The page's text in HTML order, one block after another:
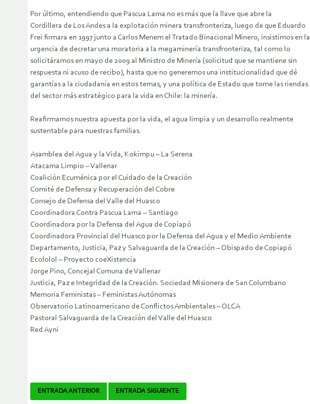
Por último, entendiendo que Pascua Lama no es más que la llave que abre la
Cordillera de Los Andes a la explotación minera transfronteriza, luego de que Eduardo
Frei firmara en 1997 junto a Carlos Menem el Tratado Binacional Minero, insistimos en la
urgencia de decretar una moratoria a la megaminería transfronteriza, tal como lo
solicitáramos en mayo de 2009 al Ministro de Minería (solicitud que se mantiene sin
respuesta ni acuso de recibo), hasta que no generemos una institucionalidad que dé
garantías a la ciudadanía en estos temas, y una política de Estado que tome las riendas
del sector más estratégico para la vida en Chile: la minería.
Reafirmamos nuestra apuesta por la vida, el agua limpia y un desarrollo realmente
sustentable para nuestras familias.
Asamblea del Agua y la Vida, Kokimpu – La Serena
Atacama Limpio – Vallenar
Coalición Ecuménica por el Cuidado de la Creación
Comité de Defensa y Recuperación del Cobre
Consejo de Defensa del Valle del Huasco
Coordinadora Contra Pascua Lama – Santiago
Coordinadora por la Defensa del Agua de Copiapó
Coordinadora Provincial del Huasco por la Defensa del Agua y el Medio Ambiente
Departamento, Justicia, Paz y Salvaguarda de la Creación – Obispado de Copiapó
Ecololol – Proyecto coeXistencia
Jorge Pino, Concejal Comuna de Vallenar
Justicia, Paz e Integridad de la Creación. Sociedad Misionera de San Columbano
Memoria Feministas – Feministas Autónomas
Observatorio Latinoamericano de Conflictos Ambientales – OLCA
Pastoral Salvaguarda de la Creación del Valle del Huasco
Red Ayni
Navegador
ENTRADA ANTERIOR ENTRADA SIGUIENTE